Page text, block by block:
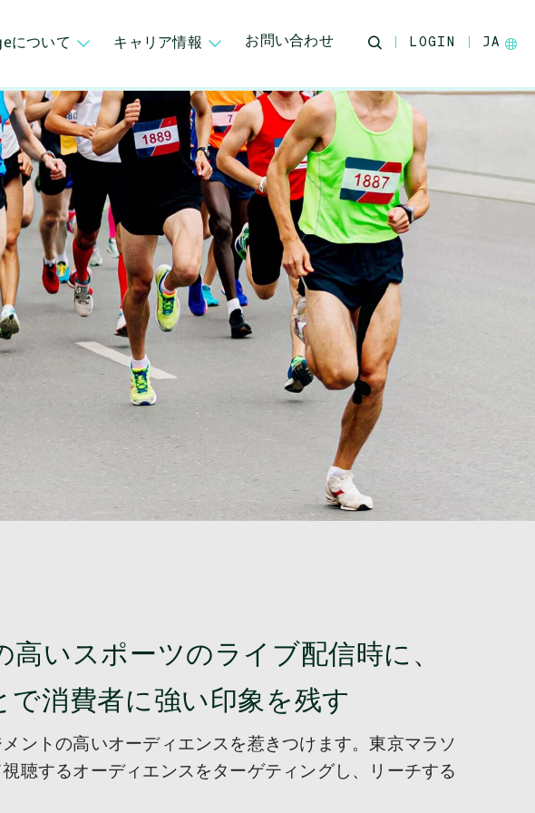
について キャリア情報 お問い合わせ LOGIN JA
いスポーツのライブ配信時に、
消費者に強い印象を残す
ントの高いオーディエンスを惹きつけます。東京マラソ
聴するオーディエンスをターゲティングし、リーチする